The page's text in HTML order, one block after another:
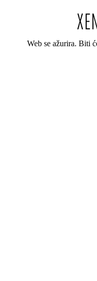
Web se ažurira. Biti